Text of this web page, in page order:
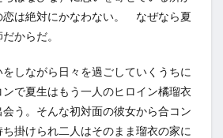
恋は絶対にかなわない。 なぜなら夏
からだ。
しながら日々を過ごしていくうちに
で夏生はもう一人のヒロイン橘瑠衣
会う。そんな初対面の彼女から合コン
掛けられ二人はそのまま瑠衣の家に